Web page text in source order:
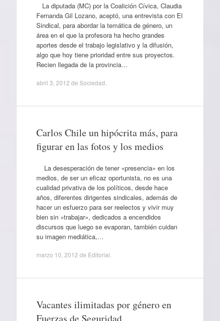
La diputada (MC) por la Coalición Cívica, Claudia
Fernanda Gil Lozano, aceptó, una entrevista con El
Sindical, para abordar la temática de género, un
área en el que la profesora ha hecho grandes
aportes desde el trabajo legislativo y la difusión,
algo que hoy tiene prioridad entre sus proyectos.
Recien llegada de la provincia…
abril 3, 2012 de Sociedad
Carlos Chile un hipócrita más, para
figurar en las fotos y los medios
La desesperación de tener «presencia» en los
medios, de ser un eficaz oportunista, no es una
cualidad privativa de los políticos, desde hace
años, diferentes dirigentes sindicales, además de
hacer un esfuerzo para ser reelectos y vivir muy
bien sin «trabajar», dedicados a encendidos
discursos que luego se evaporan, también cuidan
su imagen mediática,…
marzo 10, 2012 de Editorial
Vacantes ilimitadas por género en
Fuerzas de Seguridad